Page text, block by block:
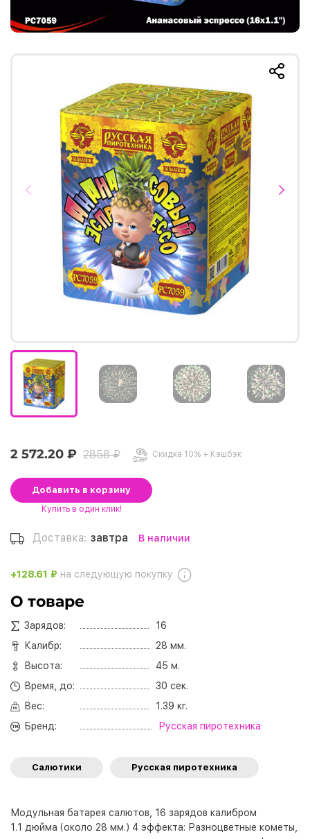
2 572.20 ₽ 2858 ₽ Скидка 10% + Кэшбэк
Добавить в корзину
Купить в один клик!
Доставка: завтра В наличии
+128.61 ₽ на следующую покупку
О товаре
Зарядов:
16
Калибр:
28 мм.
Высота:
45 м.
Время, до:
30 сек.
Вес:
1.39 кг.
Бренд:
Русская пиротехника
Салютики Русская пиротехника
Модульная батарея салютов, 16 зарядов калибром
1.1 дюйма (около 28 мм.) 4 эффекта: Разноцветные кометы,